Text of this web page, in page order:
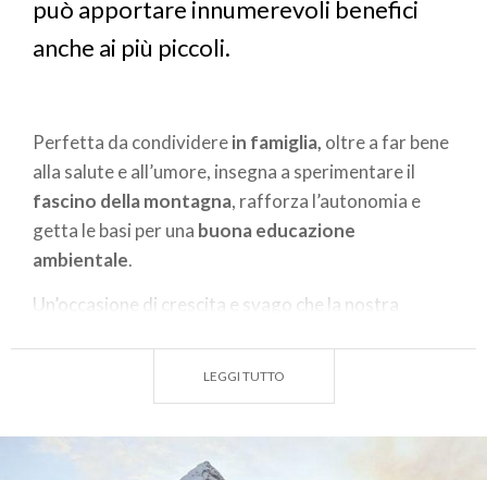
può apportare innumerevoli benefici
anche ai più piccoli.
Perfetta da condividerein famiglia, oltre a far bene
alla salute e all’umore, insegna a sperimentare il
fascino della montagna, rafforza l’autonomia e
getta le basi per una buona educazione
ambientale.
Un’occasione di crescita e svago che la nostra
LEGGI TUTTO